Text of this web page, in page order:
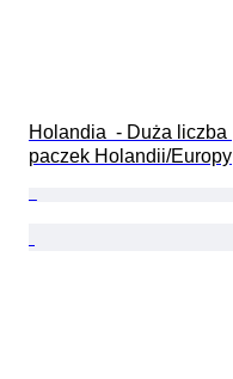
Holandia  - Duża liczba
paczek Holandii/Europy